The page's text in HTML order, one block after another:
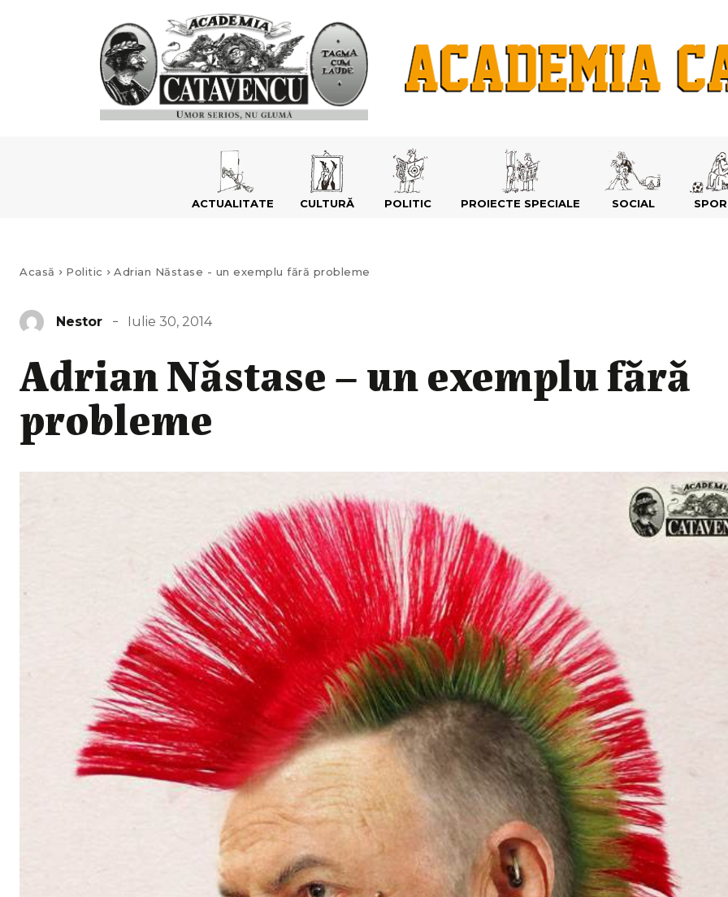
ACTUALITATE CULTURĂ POLITIC PROIECTE SPECIALE SOCIAL
Acasă Politic Adrian Năstase - un exemplu fără probleme
Nestor Iulie 30, 2014
Adrian Năstase – un exemplu fără
probleme